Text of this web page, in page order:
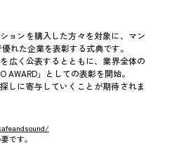
ョンを購入した方々を対象に、マン
れた企業を表彰する式典です。
広く公表するとともに、業界全体の
」としての表彰を開始。
しに寄与していくことが期待されま
です。